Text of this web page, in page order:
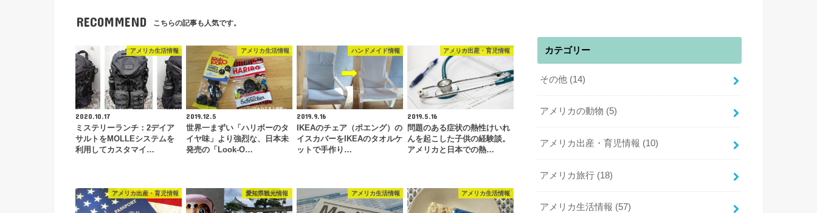
RECOMMEND こちらの記事も人気です。
アメリカ生活情報
2020.10.17
ミステリーランチ：2デイア
サルトをMOLLEシステムを
利用してカスタマイ…
アメリカ生活情報
2019.12.5
世界一まずい「ハリボーのタ
イヤ味」より強烈な、日本未
発売の「Look-O…
ハンドメイド情報
2019.9.16
IKEAのチェア（ポエング）の
イスカバーをIKEAのタオルケ
ットで手作り…
アメリカ出産・育児情報
2019.5.16
問題のある症状の熱性けいれ
んを起こした子供の経験談。
アメリカと日本での熱…
アメリカ出産・育児情報 愛知県観光情報 アメリカ生活情報 アメリカ生活情報
カテゴリー
その他 (14)
アメリカの動物 (5)
アメリカ出産・育児情報 (10)
アメリカ旅行 (18)
アメリカ生活情報 (57)